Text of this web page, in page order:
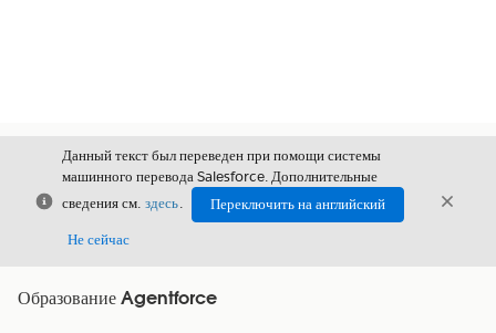
Закрыть
Данный текст был переведен при помощи системы
машинного перевода Salesforce. Дополнительные
сведения см. здесь.
Переключить на английский
Не сейчас
Образование Agentforce
Показать содержание
Содержание